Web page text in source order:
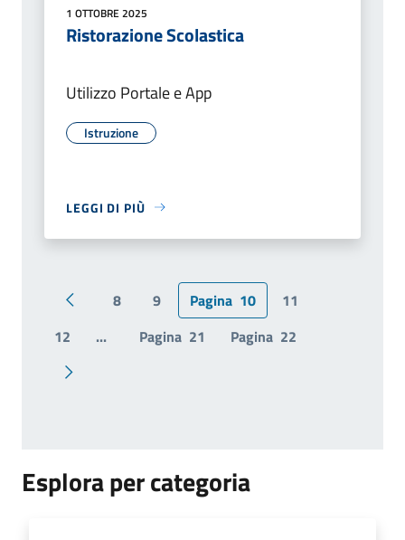
1 OTTOBRE 2025
Ristorazione Scolastica
Utilizzo Portale e App
Istruzione
LEGGI DI PIÙ
Pagina precedente
8 9 Pagina 10
11
12
... Pagina 21 Pagina 22
Pagina successiva
Esplora per categoria